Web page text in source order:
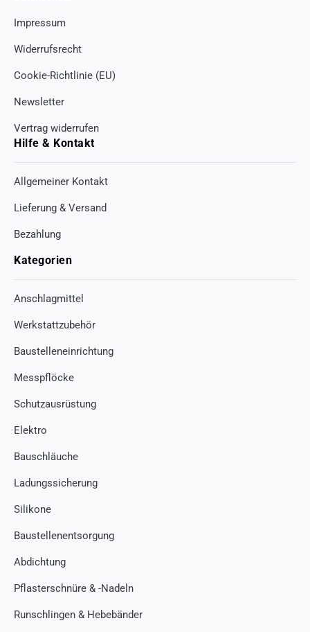
Impressum
Widerrufsrecht
Cookie-Richtlinie (EU)
Newsletter
Vertrag widerrufen
Hilfe & Kontakt
Allgemeiner Kontakt
Lieferung & Versand
Bezahlung
Kategorien
Anschlagmittel
Werkstattzubehör
Baustelleneinrichtung
Messpflöcke
Schutzausrüstung
Elektro
Bauschläuche
Ladungssicherung
Silikone
Baustellenentsorgung
Abdichtung
Pflasterschnüre & -Nadeln
Runschlingen & Hebebänder